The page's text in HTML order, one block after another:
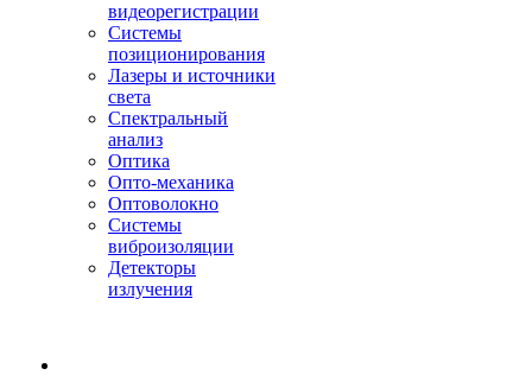
видеорегистрации
Системы
позиционирования
Лазеры и источники
света
Спектральный
анализ
Оптика
Опто-механика
Оптоволокно
Системы
виброизоляции
Детекторы
излучения